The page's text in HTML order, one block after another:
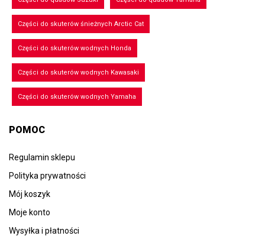
Części do skuterów śnieżnych Arctic Cat
Części do skuterów wodnych Honda
Części do skuterów wodnych Kawasaki
Części do skuterów wodnych Yamaha
POMOC
Regulamin sklepu
Polityka prywatności
Mój koszyk
Moje konto
Wysyłka i płatności